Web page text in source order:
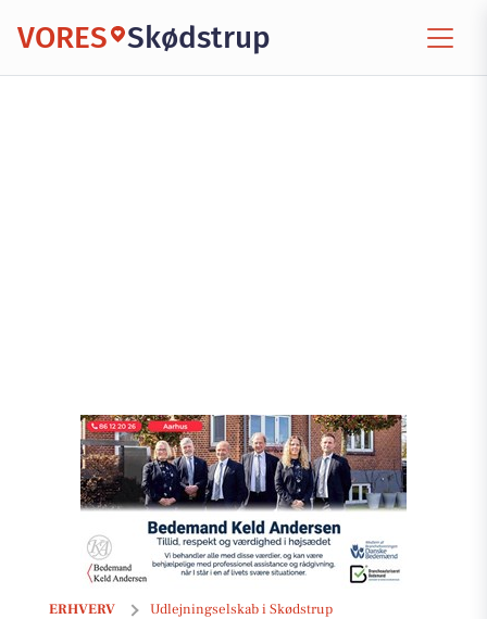
VORES Skødstrup
ERHVERV Udlejningselskab i Skødstrup
A/B Bofællesskabet af 16. april 1984